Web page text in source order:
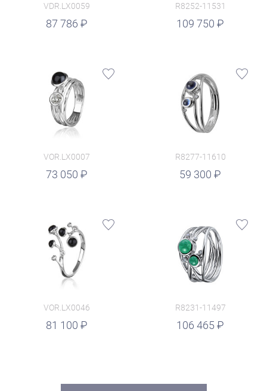
VDR.LX0059
87 786
R8252-11531
109 750
руб.
VOR.LX0007
73 050
R8277-11610
59 300
VOR.LX0046
81 100
R8231-11497
106 465
руб.